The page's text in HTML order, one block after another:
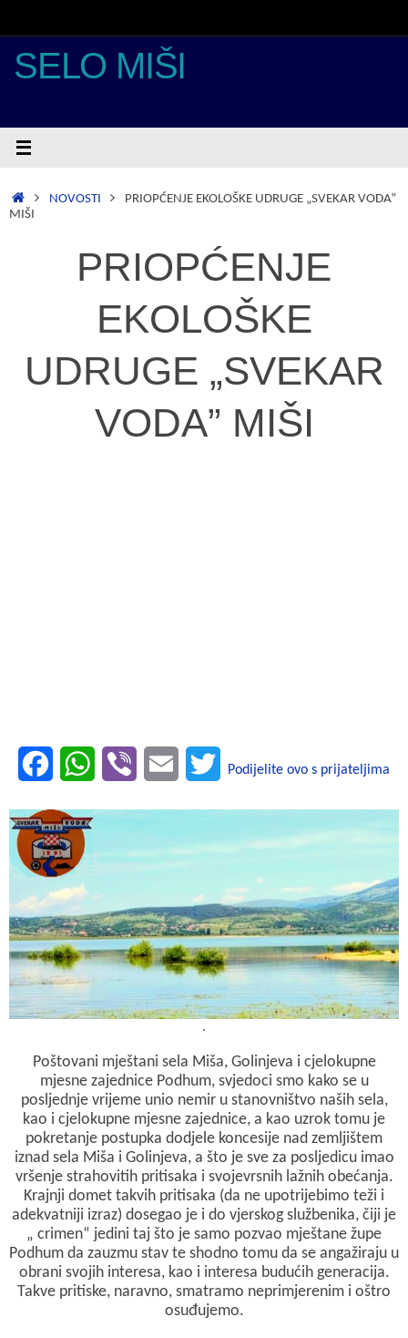
sadržaja
SELO MIŠI
POČETNA
NOVOSTI
PRIOPĆENJE EKOLOŠKE UDRUGE „SVEKAR VODA”
MIŠI
PRIOPĆENJE
EKOLOŠKE
UDRUGE „SVEKAR
VODA” MIŠI
c
e
b
o
o
s
A
p
t
e
r
Podijelite ovo s prijateljima
.
Poštovani mještani sela Miša, Golinjeva i cjelokupne
mjesne zajednice Podhum, svjedoci smo kako se u
posljednje vrijeme unio nemir u stanovništvo naših sela,
kao i cjelokupne mjesne zajednice, a kao uzrok tomu je
pokretanje postupka dodjele koncesije nad zemljištem
iznad sela Miša i Golinjeva, a što je sve za posljedicu imao
vršenje strahovitih pritisaka i svojevrsnih lažnih obećanja.
Krajnji domet takvih pritisaka (da ne upotrijebimo teži i
adekvatniji izraz) dosegao je i do vjerskog službenika, čiji je
„ crimen“ jedini taj što je samo pozvao mještane župe
Podhum da zauzmu stav te shodno tomu da se angažiraju u
obrani svojih interesa, kao i interesa budućih generacija.
Takve pritiske, naravno, smatramo neprimjerenim i oštro
osuđujemo.